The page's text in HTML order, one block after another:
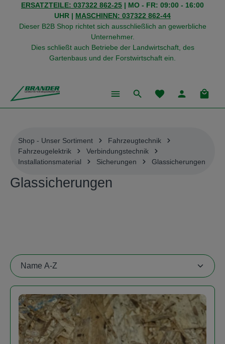
springen
ERSATZTEILE: 037322 862-25 | MO - FR: 09:00 - 16:00
UHR | MASCHINEN: 037322 862-44
Dieser B2B Shop richtet sich ausschließlich an gewerbliche
Unternehmer.
Dies schließt auch Betriebe der Landwirtschaft, des
Gartenbaus und der Forstwirtschaft ein.
Du hast 0
Shop - Unser Sortiment
Fahrzeugtechnik
Fahrzeugelektrik
Verbindungstechnik
Installationsmaterial
Sicherungen Glassicherungen
Glassicherungen